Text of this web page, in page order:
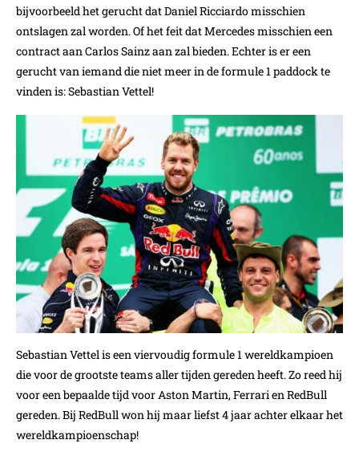
bijvoorbeeld het gerucht dat Daniel Ricciardo misschien
ontslagen zal worden. Of het feit dat Mercedes misschien een
contract aan Carlos Sainz aan zal bieden. Echter is er een
gerucht van iemand die niet meer in de formule 1 paddock te
vinden is: Sebastian Vettel!
Sebastian Vettel is een viervoudig formule 1 wereldkampioen
die voor de grootste teams aller tijden gereden heeft. Zo reed hij
voor een bepaalde tijd voor Aston Martin, Ferrari en RedBull
gereden. Bij RedBull won hij maar liefst 4 jaar achter elkaar het
wereldkampioenschap!